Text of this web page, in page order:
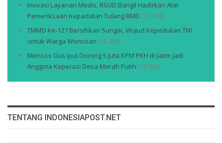
Inovasi Layanan Medis, RSUD Bangil Hadirkan Alat
Pemeriksaan Kepadatan Tulang BMD (25.188)
TMMD Ke-127 Bersihkan Sungai, Wujud Kepedulian TNI
untuk Warga Wonosari (16.496)
Mensos Gus ipul Dorong 5 Juta KPM PKH di Jatim Jadi
Anggota Koperasi Desa Merah Putih (16.358)
TENTANG INDONESIAPOST.NET